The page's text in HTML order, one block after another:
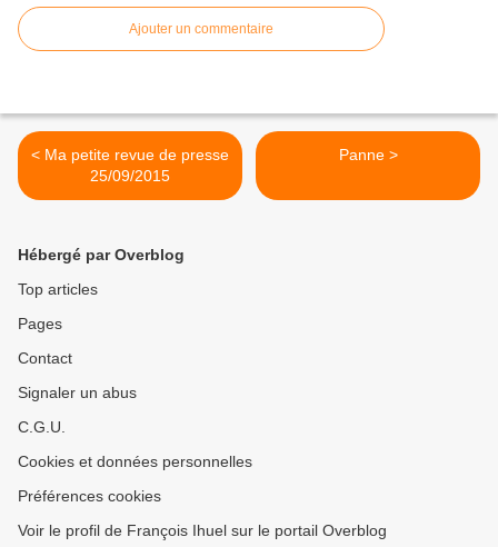
Ajouter un commentaire
< Ma petite revue de presse
25/09/2015
Panne >
Hébergé par Overblog
Top articles
Pages
Contact
Signaler un abus
C.G.U.
Cookies et données personnelles
Préférences cookies
Voir le profil de François Ihuel sur le portail Overblog